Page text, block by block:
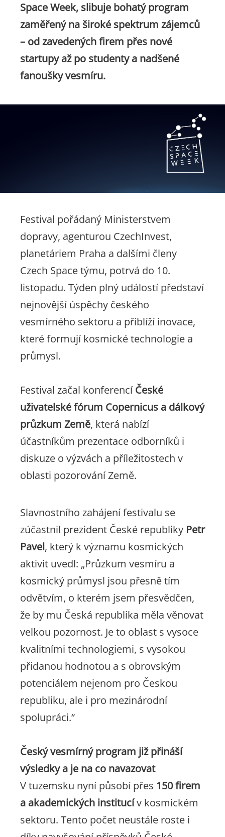
Space Week, slibuje bohatý program
zaměřený na široké spektrum zájemců
– od zavedených firem přes nové
startupy až po studenty a nadšené
fanoušky vesmíru.
Festival pořádaný Ministerstvem
dopravy, agenturou CzechInvest,
planetáriem Praha a dalšími členy
Czech Space týmu, potrvá do 10.
listopadu. Týden plný událostí představí
nejnovější úspěchy českého
vesmírného sektoru a přiblíží inovace,
které formují kosmické technologie a
průmysl.
Festival začal konferencíČeské
uživatelské fórum Copernicus a dálkový
průzkum Země, která nabízí
účastníkům prezentace odborníků i
diskuze o výzvách a příležitostech v
oblasti pozorování Země.
Slavnostního zahájení festivalu se
zúčastnil prezident České republiky Petr
Pavel, který k významu kosmických
aktivit uvedl: „Průzkum vesmíru a
kosmický průmysl jsou přesně tím
odvětvím, o kterém jsem přesvědčen,
že by mu Česká republika měla věnovat
velkou pozornost. Je to oblast s vysoce
kvalitními technologiemi, s vysokou
přidanou hodnotou a s obrovským
potenciálem nejenom pro Českou
republiku, ale i pro mezinárodní
spolupráci.“
Český vesmírný program již přináší
výsledky a je na co navazovat
V tuzemsku nyní působí přes 150 firem
a akademických institucív kosmickém
sektoru. Tento počet neustále roste i